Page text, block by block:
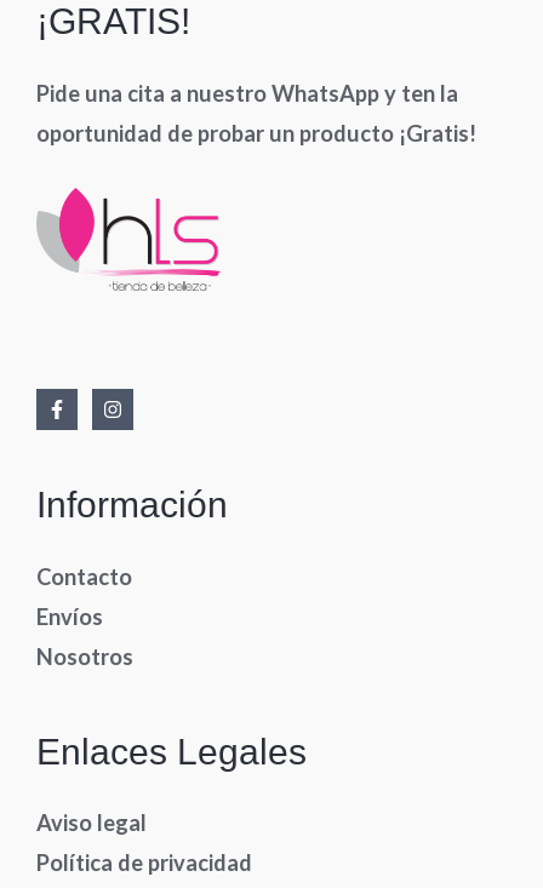
¡GRATIS!
Pide una cita a nuestro WhatsApp y ten la
oportunidad de probar un producto ¡Gratis!
Información
Contacto
Envíos
Nosotros
Enlaces Legales
Aviso legal
Política de privacidad